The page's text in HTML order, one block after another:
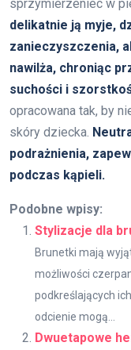
sprzymierzeniec w
delikatnie ją myje,
zanieczyszczenia,
nawilża, chroniąc
suchości i
opracowana tak, by
skóry dziecka.
podrażnienia,
podczas kąpieli.
Podobne wpisy:
Stylizacje dla
Brunetki mają
możliwości
podkreślających
odcienie mogą...
Dwuetapowe